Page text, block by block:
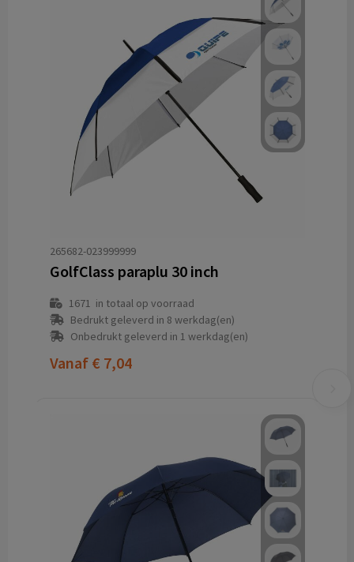
265682-023999999
GolfClass paraplu 30 inch
1671 in totaal op voorraad
Bedrukt geleverd in 8 werkdag(en)
Onbedrukt geleverd in 1 werkdag(en)
Vanaf € 7,04